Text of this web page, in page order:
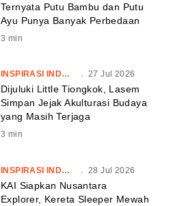
Ternyata Putu Bambu dan Putu
Ayu Punya Banyak Perbedaan
3 min
INSPIRASI INDONESIA . 27 Jul 2026
Dijuluki Little Tiongkok, Lasem
Simpan Jejak Akulturasi Budaya
yang Masih Terjaga
3 min
INSPIRASI INDONESIA 28 Jul 2026
KAI Siapkan Nusantara
Explorer, Kereta Sleeper Mewah